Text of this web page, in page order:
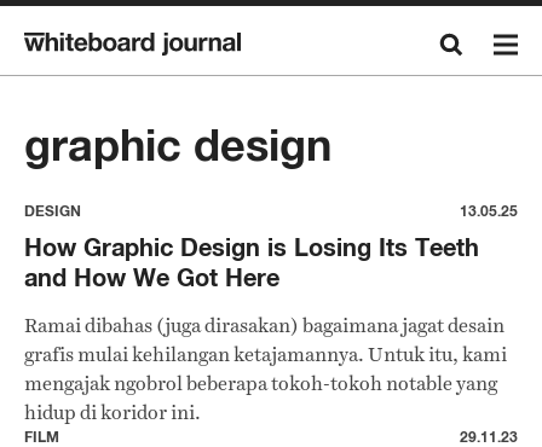
graphic design
DESIGN 13.05.25
How Graphic Design is Losing Its Teeth
and How We Got Here
Ramai dibahas (juga dirasakan) bagaimana jagat desain
grafis mulai kehilangan ketajamannya. Untuk itu, kami
mengajak ngobrol beberapa tokoh-tokoh notable yang
hidup di koridor ini.
FILM 29.11.23